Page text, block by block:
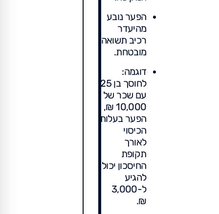
הפער נובע
מהיעדר
רכיב תשואה
מובטחת.
דוגמה:
לחוסך בן 25
עם שכר של
10,000 ₪,
הפער בעלות
הכיסוי
לאורך
תקופת
החיסכון יכול
להגיע
ל-3,000
₪.